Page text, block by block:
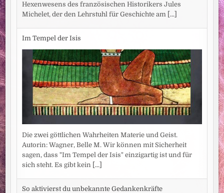
Hexenwesens des französischen Historikers Jules
Michelet, der den Lehrstuhl für Geschichte am [...]
Im Tempel der Isis
Die zwei göttlichen Wahrheiten Materie und Geist.
Autorin: Wagner, Belle M. Wir können mit Sicherheit
sagen, dass "Im Tempel der Isis" einzigartig ist und für
sich steht. Es gibt kein [...]
So aktivierst du unbekannte Gedankenkräfte